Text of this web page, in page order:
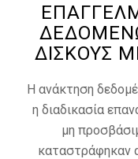
ΔΊΣΚΟΥΣ
Η ανάκτηση
η διαδικασία
μη
καταστράφηκαν